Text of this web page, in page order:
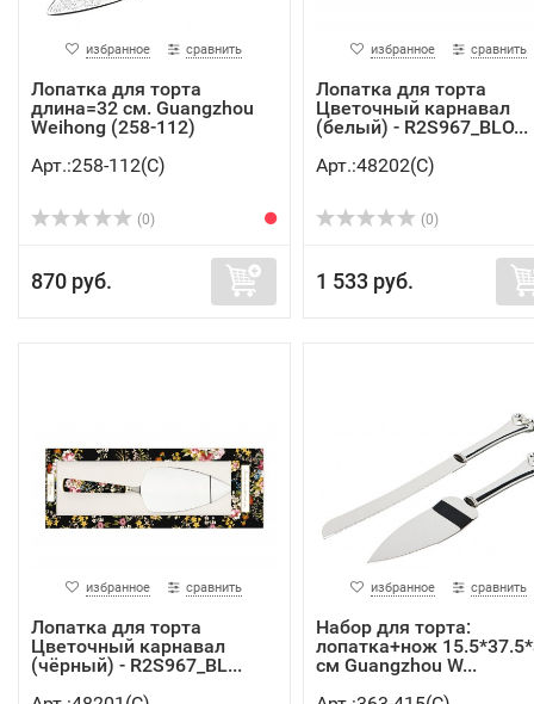
избранное сравнить
Лопатка для торта
длина=32 см. Guangzhou
Weihong (258-112)
Арт.:258-112(C)
(0)
870 руб.
избранное сравнить
Лопатка для торта
Цветочный карнавал
(белый) - R2S967_BLO...
Арт.:48202(C)
(0)
1 533 руб.
избранное сравнить
Лопатка для торта
Цветочный карнавал
(чёрный) - R2S967_BL...
избранное сравнить
Набор для торта:
лопатка+нож
см Guangzhou W...